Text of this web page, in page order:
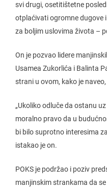
svi drugi, osetitištetne
otplaćivati ogromne dugove
za boljim uslovima života –
On je pozvao lidere
Usamea Zukorlića i Balinta
strani u ovom, kako je
„Ukoliko odluče da ostanu
moralno pravo da u
bi bilo suprotno interesima
istakao je on.
POKS je podržao i poziv
manjinskim strankama da